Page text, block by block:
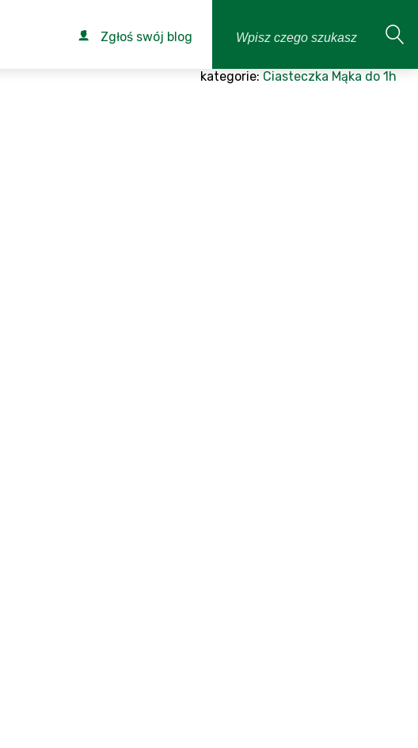
Zgłoś swój blog
kategorie: Ciasteczka Mąka do 1h